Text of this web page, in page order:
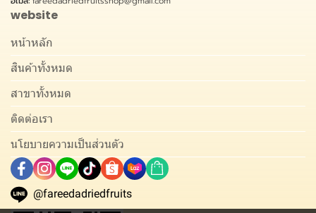
website
หน้าหลัก
สินค้าทั้งหมด
สาขาทั้งหมด
ติดต่อเรา
นโยบายความเป็นส่วนตัว
@fareedadriedfruits